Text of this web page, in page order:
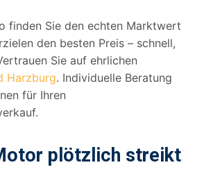
finden Sie den echten Marktwert
den besten Preis – schnell,
Sie auf ehrlichen
Harzburg. Individuelle Beratung
für Ihren
plötzlich streikt